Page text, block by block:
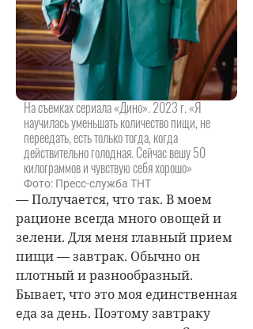
На съемках сериала «Дино». 2023 г. «Я
научилась уменьшать количество пищи, не
переедать, есть только тогда, когда
действительно голодная. Сейчас вешу 50
килограммов и чувствую себя хорошо»
Фото: Пресс-служба ТНТ
— Получается, что так. В моем
рационе всегда много овощей и
зелени. Для меня главный прием
пищи — завтрак. Обычно он
плотный и разнообразный.
Бывает, что это моя единственная
еда за день. Поэтому завтраку